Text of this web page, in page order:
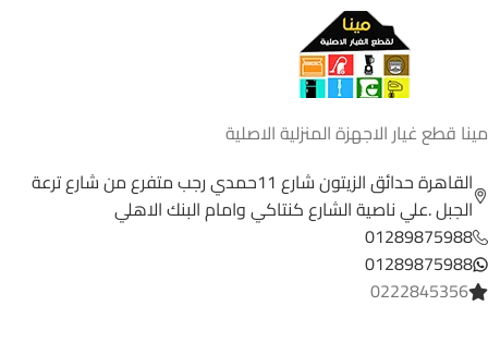
مينا قطع غيار الاجهزة المنزلية الاصلية
القاهرة حدائق الزيتون شارع 11حمدي رجب متفرع من شارع ترعة
الجبل .علي ناصية الشارع كنتاكي وامام البنك الاهلي
01289875988
01289875988
0222845356